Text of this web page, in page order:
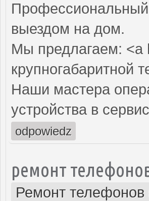
Профессиональный
выездом на дом.
Мы предлагаем: <a
крупногабаритной
Наши мастера
устройства в
odpowiedz
ремонт
Ремонт